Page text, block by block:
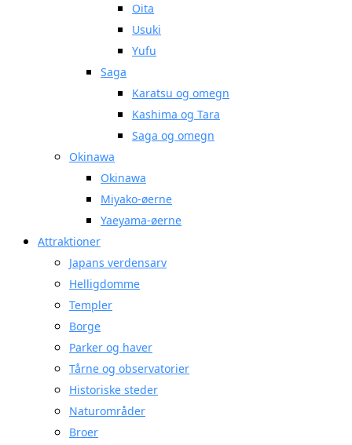
Oita
Usuki
Yufu
Saga
Karatsu og omegn
Kashima og Tara
Saga og omegn
Okinawa
Okinawa
Miyako-øerne
Yaeyama-øerne
Attraktioner
Japans verdensarv
Helligdomme
Templer
Borge
Parker og haver
Tårne og observatorier
Historiske steder
Naturområder
Broer